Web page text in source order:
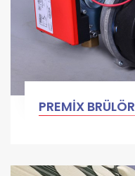
PREMİX BRÜLÖR